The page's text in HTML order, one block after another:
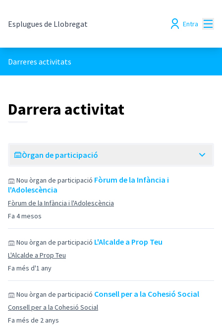
Esplugues de Llobregat Entra
Darreres activitats
Darrera activitat
Òrgan de participació
Fa 4 mesos
Nou òrgan de participació Fòrum de la Infància i
l'Adolescència
Fòrum de la Infància i l'Adolescència
Fa més d'1 any
Nou òrgan de participació L'Alcalde a Prop Teu
L'Alcalde a Prop Teu
Fa més de 2 anys
Nou òrgan de participació Consell per a la Cohesió Social
Consell per a la Cohesió Social